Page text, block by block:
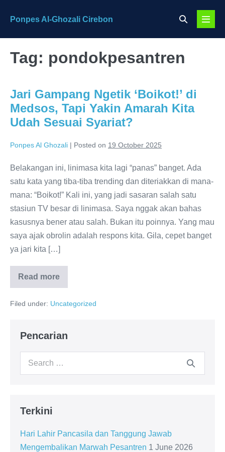
Ponpes Al-Ghozali Cirebon
Search
Menu
Tag: pondokpesantren
Jari Gampang Ngetik ‘Boikot!’ di
Medsos, Tapi Yakin Amarah Kita
Udah Sesuai Syariat?
Ponpes Al Ghozali | Posted on 19 October 2025
Belakangan ini, linimasa kita lagi “panas” banget. Ada
satu kata yang tiba-tiba trending dan diteriakkan di mana-
mana: “Boikot!” Kali ini, yang jadi sasaran salah satu
stasiun TV besar di linimasa. Saya nggak akan bahas
kasusnya bener atau salah. Bukan itu poinnya. Yang mau
saya ajak obrolin adalah respons kita. Gila, cepet banget
ya jari kita […]
Read more
Jari
Gampang
‘Boikot!’
Yakin
Kita
Udah
Sesuai
Syariat?
Filed under: Uncategorized
Pencarian
Search
Terkini
Hari Lahir Pancasila dan Tanggung Jawab
Mengembalikan Marwah Pesantren 1 June 2026